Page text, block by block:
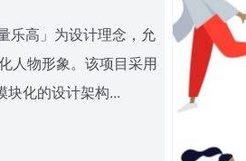
乐高」为设计理念，允
人物形象。该项目采用
块化的设计架构...